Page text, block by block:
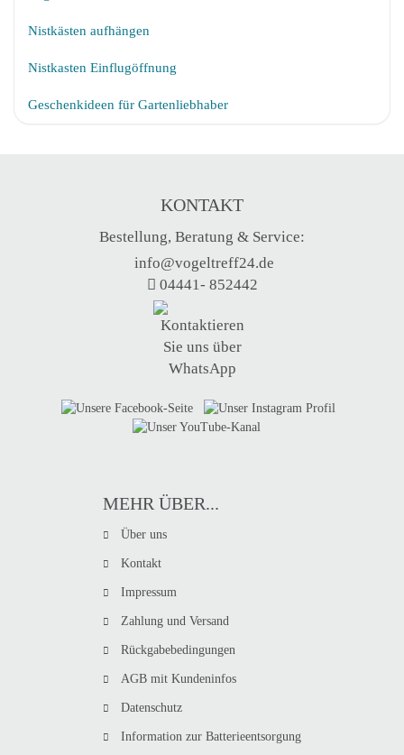
Nistkästen aufhängen
Nistkasten Einflugöffnung
Geschenkideen für Gartenliebhaber
KONTAKT
Bestellung, Beratung & Service:
info@vogeltreff24.de
04441- 852442
MEHR ÜBER...
Über uns
Kontakt
Impressum
Zahlung und Versand
Rückgabebedingungen
AGB mit Kundeninfos
Datenschutz
Information zur Batterieentsorgung